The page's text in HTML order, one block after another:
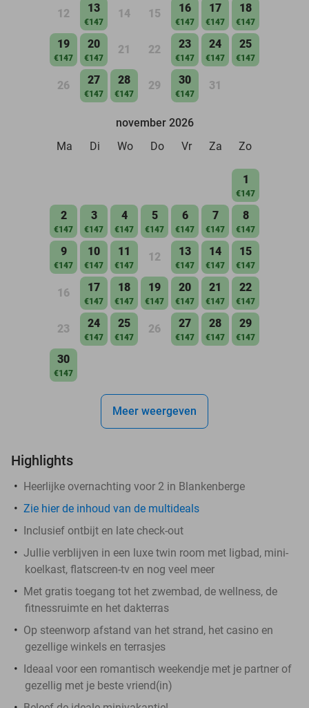
12 13
€147
14 15 16
€147
17
€147
18
€147
19
€147
20
€147
21 22 23
€147
24
€147
25
€147
26 27
€147
28
€147
29 30
€147
31
november 2026
Ma
Di Wo Do Vr Za Zo
1
€147
2
€147
3
€147
4
€147
5
€147
6
€147
7
€147
8
€147
9
€147
10
€147
11
€147
12 13
€147
14
€147
15
€147
16 17
€147
18
€147
19
€147
20
€147
21
€147
22
€147
23 24
€147
25
€147
26 27
€147
28
€147
29
€147
30
€147
Meer weergeven
Highlights
Heerlijke overnachting voor 2 in Blankenberge
Zie hier de inhoud van de multideals
Inclusief ontbijt en late check-out
Jullie verblijven in een luxe twin room met ligbad, mini-
koelkast, flatscreen-tv en nog veel meer
Met gratis toegang tot het zwembad, de wellness, de
fitnessruimte en het dakterras
Op steenworp afstand van het strand, het casino en
gezellige winkels en terrasjes
Ideaal voor een romantisch weekendje met je partner of
gezellig met je beste vriend(in)